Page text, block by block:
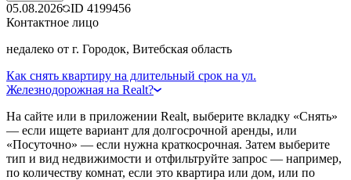
05.08.2026 ID 4199456
Контактное лицо
недалеко от г. Городок, Витебская область
Как снять квартиру на длительный срок на ул.
Железнодорожная на Realt?
На сайте или в приложении Realt, выберите вкладку «Снять»
— если ищете вариант для долгосрочной аренды, или
«Посуточно» — если нужна краткосрочная. Затем выберите
тип и вид недвижимости и отфильтруйте запрос — например,
по количеству комнат, если это квартира или дом, или по